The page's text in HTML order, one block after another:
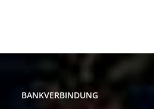
BANKVERBINDUNG